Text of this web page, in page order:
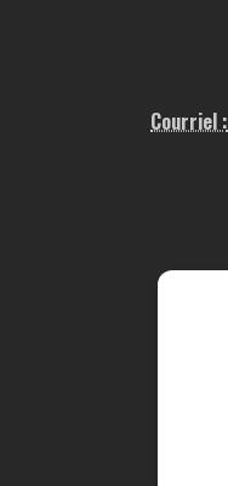
Courriel :